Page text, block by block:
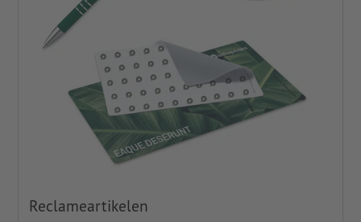
Reclameartikelen